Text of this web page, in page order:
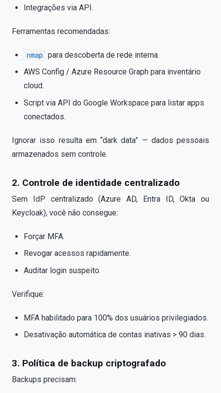
Integrações via API.
Ferramentas recomendadas:
nmap para descoberta de rede interna.
AWS Config / Azure Resource Graph para inventário
cloud.
Script via API do Google Workspace para listar apps
conectados.
Ignorar isso resulta em “dark data” — dados pessoais
armazenados sem controle.
2. Controle de identidade centralizado
Sem IdP centralizado (Azure AD, Entra ID, Okta ou
Keycloak), você não consegue:
Forçar MFA.
Revogar acessos rapidamente.
Auditar login suspeito.
Verifique:
MFA habilitado para 100% dos usuários privilegiados.
Desativação automática de contas inativas > 90 dias.
3. Política de backup criptografado
Backups precisam: